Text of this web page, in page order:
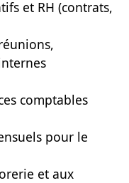
et RH (contrats,
comptables
pour le
et aux